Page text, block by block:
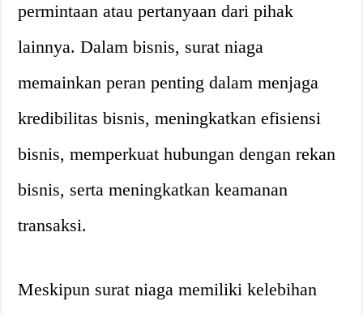
permintaan atau pertanyaan dari pihak
lainnya. Dalam bisnis, surat niaga
memainkan peran penting dalam menjaga
kredibilitas bisnis, meningkatkan efisiensi
bisnis, memperkuat hubungan dengan rekan
bisnis, serta meningkatkan keamanan
transaksi.
Meskipun surat niaga memiliki kelebihan